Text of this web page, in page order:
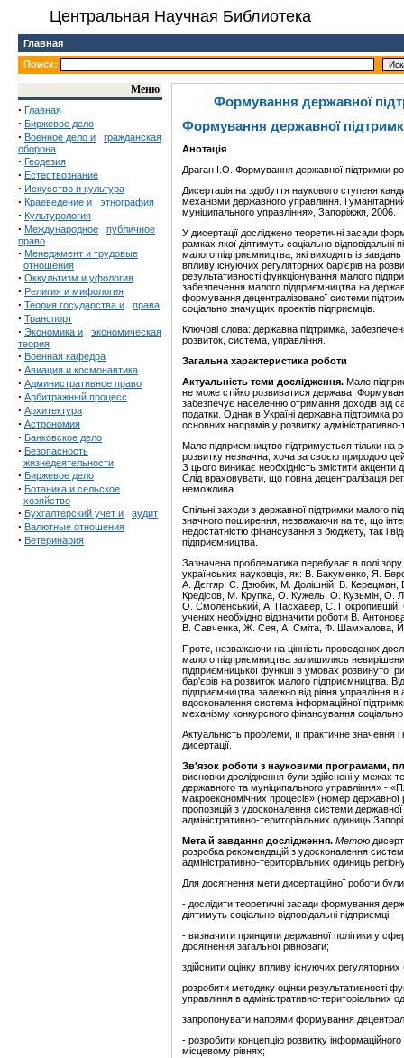
Центральная Научная Библиотека
Главная
Поиск:
Меню
· Главная
· Биржевое дело
· Военное дело и
гражданская
оборона
· Геодезия
· Естествознание
· Искусство и культура
· Краеведение и этнография
· Культурология
· Международное
публичное
право
· Менеджмент и трудовые
отношения
· Оккультизм и уфология
· Религия и мифология
· Теория государства и права
· Транспорт
· Экономика и
экономическая
теория
· Военная кафедра
· Авиация и космонавтика
· Административное право
· Арбитражный процесс
· Архитектура
· Астрономия
· Банковское дело
· Безопасность
жизнедеятельности
· Биржевое дело
· Ботаника и сельское
хозяйство
· Бухгалтерский учет и аудит
· Валютные отношения
· Ветеринария
Формування державної
Формування державної
Анотація
Драган І.О. Формування державної підтримки
Дисертація на здобуття наукового ступеня
механізми державного управління.
муніципального управління», Запоріжжя, 2006.
У дисертації досліджено теоретичні засади
рамках якої діятимуть соціально
малого підприємництва, які виходять із
впливу існуючих регуляторних бар'єрів на
результативності функціонування малого
забезпечення малого підприємництва на
формування децентралізованої системи
соціально значущих проектів підприємців.
Ключові слова: державна підтримка,
розвиток, система, управління.
Загальна характеристика роботи
Актуальність теми дослідження. Мале
не може стійко розвиватися держава.
забезпечує населенню отримання доходів від
податки. Однак в Україні державна підтримка
основних напрямів у розвитку
Мале підприємництво підтримується тільки на
розвитку незначна, хоча за своєю природою
З цього виникає необхідність змістити
Слід враховувати, що повна децентралізація
неможлива.
Спільні заходи з державної підтримки малого
значного поширення, незважаючи на те, що
недостатністю фінансування з бюджету, так і
підприємництва.
Зазначена проблематика перебуває в полі зору
українських науковців, як: В. Бакуменко, Я.
А. Дєггяр, С. Дзюбик, М. Долішній, В. Керецман,
Кредісов, М. Крупка, О. Кужель, О. Кузьмін, О.
О. Смоленський, А. Пасхавер, С. Покропившій,
учених необхідно відзначити роботи В.
В. Савченка, Ж. Сея, А. Сміта, Ф. Шамхалова,
Проте, незважаючи на цінність проведених
малого підприємництва залишились
підприємницької функції в умовах розвинутої
бар'єрів на розвиток малого підприємництва.
підприємництва залежно від рівня управління
вдосконалення система інформаційної
механізму конкурсного фінансування
Актуальність проблеми, її практичне значення
дисертації.
Зв'язок роботи з науковими програмами,
висновки дослідження були здійснені у межах
державного та муніципального управління» -
макроекономічних процесів» (номер
пропозицій з удосконалення системи
адміністративно-територіальних одиниць
Мета й завдання дослідження. Метою
розробка рекомендацій з удосконалення
адміністративно-територіальних одиниць
Для досягнення мети дисертаційної роботи були
- дослідити теоретичні засади формування
діятимуть соціально відповідальні підприємці;
- визначити принципи державної політики у
досягнення загальної рівноваги;
здійснити оцінку впливу існуючих
розробити методику оцінки результативності
управління в адміністративно-територіальних
запропонувати напрями формування
- розробити концепцію розвитку
місцевому рівнях;